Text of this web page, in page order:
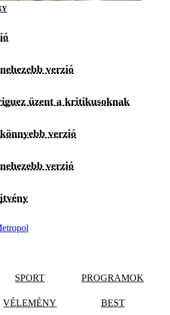
verzió
üzent a kritikusoknak
verzió
verzió
SPORT PROGRAMOK
VÉLEMÉNY BEST